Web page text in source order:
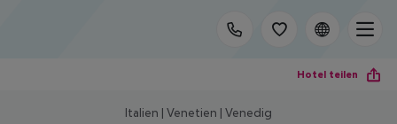
Hotel teilen
Italien | Venetien | Venedig